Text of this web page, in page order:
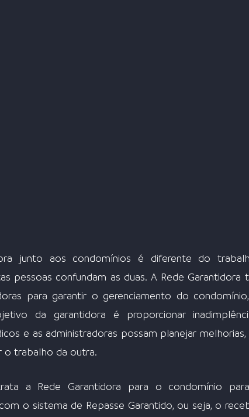
junto aos condomínios é diferente do
pessoas confundam as duas. A Rede Garantidora
para garantir o gerenciamento do
da garantidora é proporcionar
e as administradoras possam planejar
o trabalho da outra.
a Rede Garantidora para o condomínio
o sistema de Repasse Garantido, ou seja, o